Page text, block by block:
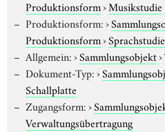
Produktionsform›Musikstudie
Produktionsform:›
Produktionsform›Sprachstudie
Allgemein:›Sammlungsobjekt›
Dokument-Typ:›
Schallplatte
Zugangsform:›
Verwaltungsübertragung